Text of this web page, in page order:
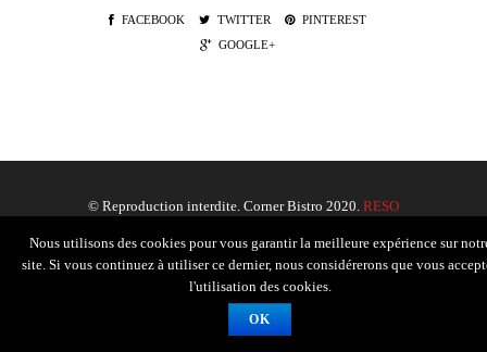
FACEBOOK TWITTER
PINTEREST
GOOGLE+
© Reproduction interdite. Corner Bistro 2020. RESO
Nous utilisons des cookies pour vous garantir la meilleure expérience sur
site. Si vous continuez à utiliser ce dernier, nous considérerons que vous
l'utilisation des cookies.
OK